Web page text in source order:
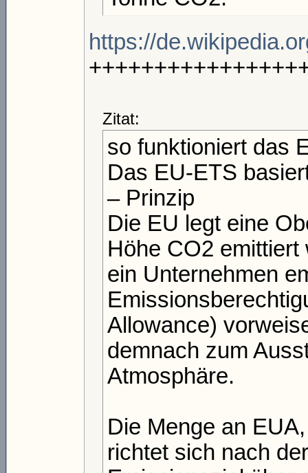
https://
Zitat:
so funktioniert das
Das EU-ETS
– Prinzip
Die EU legt eine
Höhe CO2 emittiert
ein Unternehmen
Allowance)
demnach zum
Atmosphäre.
Die Menge an
richtet sich nach